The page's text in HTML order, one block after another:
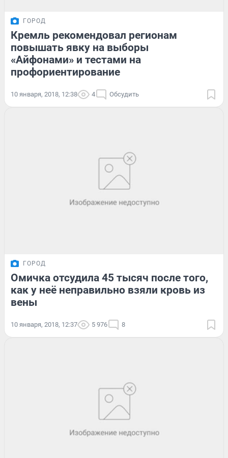
ГОРОД
Кремль рекомендовал регионам
повышать явку на выборы
«Айфонами» и тестами на
профориентирование
10 января, 2018, 12:38 4 Обсудить
ГОРОД
Омичка отсудила 45 тысяч после того,
как у неё неправильно взяли кровь из
вены
10 января, 2018, 12:37 5 976 8